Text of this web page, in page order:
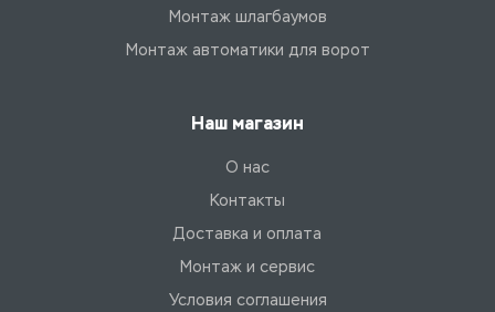
Монтаж шлагбаумов
Монтаж автоматики для ворот
Наш магазин
О нас
Контакты
Доставка и оплата
Монтаж и сервис
Условия соглашения